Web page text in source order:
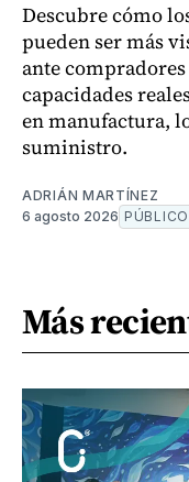
Descubre cómo
pueden ser más
ante
capacidades
en manufactura,
suministro.
ADRIÁN MARTÍNEZ
6 agosto 2026 PÚBLICO
Más